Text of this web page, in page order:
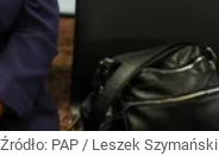
Źródło: PAP / Leszek Szymański